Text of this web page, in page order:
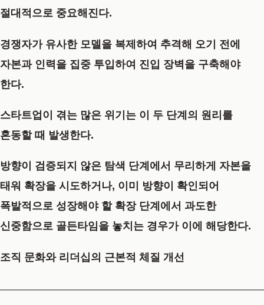
절대적으로 중요해진다.
경쟁자가 유사한 모델을 복제하여 추격해 오기 전에
자본과 인력을 집중 투입하여 진입 장벽을 구축해야
한다.
스타트업이 겪는 많은 위기는 이 두 단계의 원리를
혼동할 때 발생한다.
방향이 검증되지 않은 탐색 단계에서 무리하게 자본을
태워 확장을 시도하거나, 이미 방향이 확인되어
폭발적으로 성장해야 할 확장 단계에서 과도한
신중함으로 골든타임을 놓치는 경우가 이에 해당한다.
조직 문화와 리더십의 근본적 체질 개선